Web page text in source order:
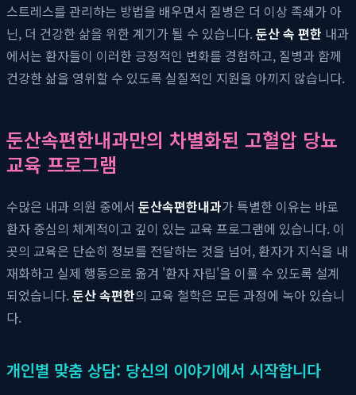
스트레스를 관리하는 방법을 배우면서 질병은 더 이상 족쇄가 아
닌, 더 건강한 삶을 위한 계기가 될 수 있습니다.둔산 속 편한 내과
에서는 환자들이 이러한 긍정적인 변화를 경험하고, 질병과 함께
건강한 삶을 영위할 수 있도록 실질적인 지원을 아끼지 않습니다.
둔산속편한내과만의 차별화된 고혈압 당뇨
교육 프로그램
수많은 내과 의원 중에서 둔산속편한내과가 특별한 이유는 바로
환자 중심의 체계적이고 깊이 있는 교육 프로그램에 있습니다. 이
곳의 교육은 단순히 정보를 전달하는 것을 넘어, 환자가 지식을 내
재화하고 실제 행동으로 옮겨 '환자 자립'을 이룰 수 있도록 설계
되었습니다.둔산 속편한의 교육 철학은 모든 과정에 녹아 있습니
다.
개인별 맞춤 상담: 당신의 이야기에서 시작합니다